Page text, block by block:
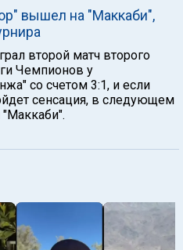
вышел на "Маккаби",
второй матч второго
Чемпионов у
со счетом 3:1, и если
сенсация, в следующем
"Маккаби".